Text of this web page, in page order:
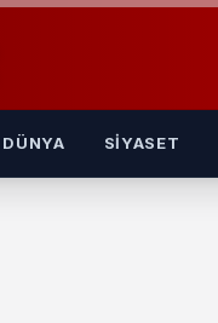
DÜNYA SIYASET